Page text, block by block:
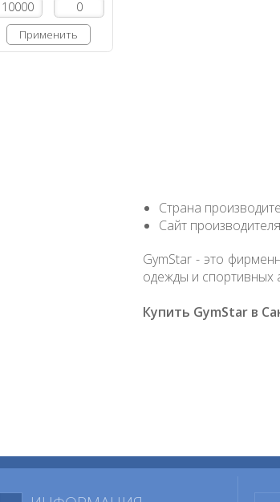
Применить
Страна
Сайт
GymStar - это
одежды и спортивных
Купить GymStar в